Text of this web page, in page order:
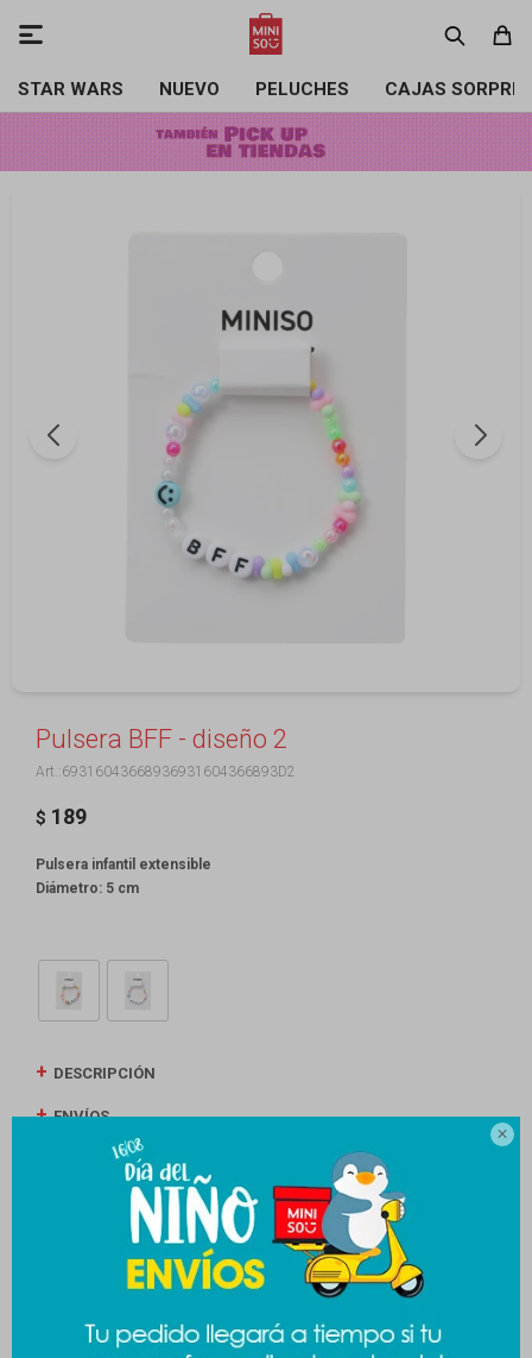

STAR WARS NUEVO PELUCHES CAJAS

Pulsera BFF - diseño 2
69316043668936931604366893D2
$ 189
Pulsera infantil extensible
Diámetro: 5 cm
DESCRIPCIÓN
ENVÍOS
CAMBIOS Y DEVOLUCIONES
MEDIOS DE PAGO
Productos que te pueden interesar